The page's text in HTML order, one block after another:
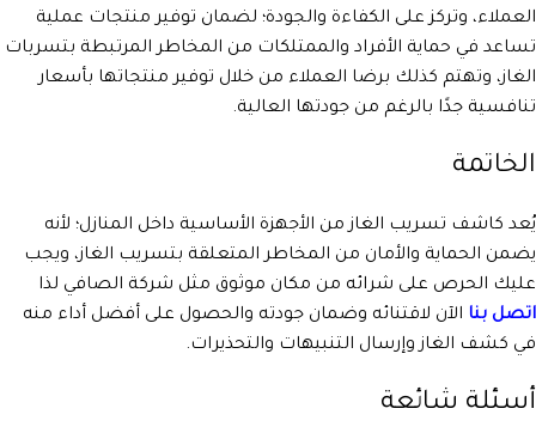
العملاء، وتركز على الكفاءة والجودة؛ لضمان توفير منتجات عملية
تساعد في حماية الأفراد والممتلكات من المخاطر المرتبطة بتسربات
الغاز، وتهتم كذلك برضا العملاء من خلال توفير منتجاتها بأسعار
تنافسية جدًا بالرغم من جودتها العالية.
الخاتمة
يُعد كاشف تسريب الغاز من الأجهزة الأساسية داخل المنازل؛ لأنه
يضمن الحماية والأمان من المخاطر المتعلقة بتسريب الغاز، ويجب
عليك الحرص على شرائه من مكان موثوق مثل شركة الصافي لذا
اتصل بنا الآن لاقتنائه وضمان جودته والحصول على أفضل أداء منه
في كشف الغاز وإرسال التنبيهات والتحذيرات.
أسئلة شائعة